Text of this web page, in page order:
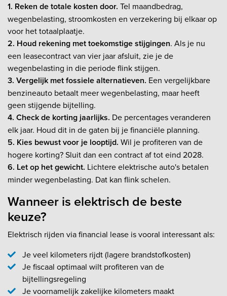
1. Reken de totale kosten door. Tel maandbedrag,
wegenbelasting, stroomkosten en verzekering bij elkaar op
voor het totaalplaatje.
2. Houd rekening met toekomstige stijgingen. Als je nu
een leasecontract van vier jaar afsluit, zie je de
wegenbelasting in die periode flink stijgen.
3. Vergelijk met fossiele alternatieven. Een vergelijkbare
benzineauto betaalt meer wegenbelasting, maar heeft
geen stijgende bijtelling.
4. Check de korting jaarlijks. De percentages veranderen
elk jaar. Houd dit in de gaten bij je financiële planning.
5. Kies bewust voor je looptijd. Wil je profiteren van de
hogere korting? Sluit dan een contract af tot eind 2028.
6. Let op het gewicht. Lichtere elektrische auto's betalen
minder wegenbelasting. Dat kan flink schelen.
Wanneer is elektrisch de beste
keuze?
Elektrisch rijden via financial lease is vooral interessant als:
Je veel kilometers rijdt (lagere brandstofkosten)
Je fiscaal optimaal wilt profiteren van de
bijtellingsregeling
Je voornamelijk zakelijke kilometers maakt